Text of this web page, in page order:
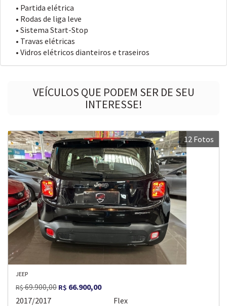
• Partida elétrica
• Rodas de liga leve
• Sistema Start-Stop
• Travas elétricas
• Vidros elétricos dianteiros e traseiros
VEÍCULOS QUE PODEM SER DE SEU
INTERESSE!
12 Fotos
JEEP
R$69.900,00 R$ 66.900,00
2017/2017
Flex